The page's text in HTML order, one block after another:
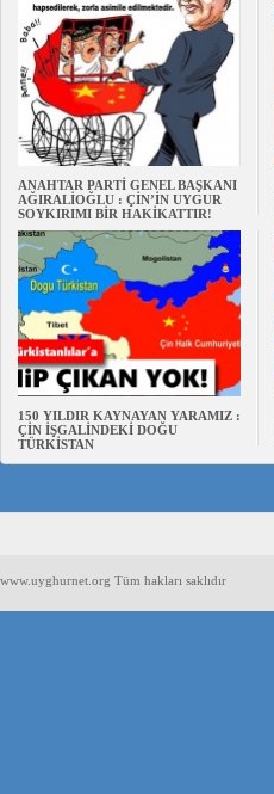
ANAHTAR PARTİ GENEL BAŞKANI
AĞIRALİOĞLU : ÇİN’İN UYGUR
SOYKIRIMI BİR HAKİKATTIR!
150 YILDIR KAYNAYAN YARAMIZ :
ÇİN İŞGALİNDEKİ DOĞU
TÜRKİSTAN
www.uyghurnet.org Tüm hakları saklıdır